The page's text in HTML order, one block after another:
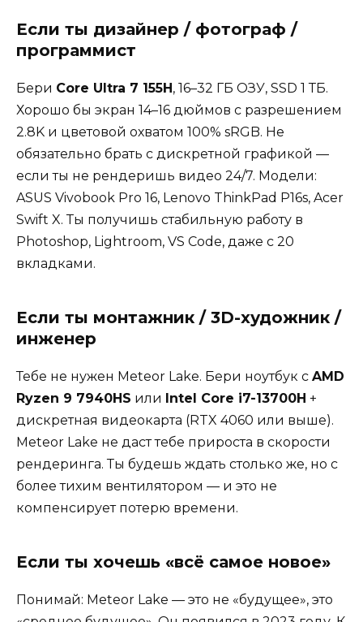
Если ты дизайнер / фотограф /
программист
Бери Core Ultra 7 155H , 16–32 ГБ ОЗУ, SSD 1 ТБ.
Хорошо бы экран 14–16 дюймов с разрешением
2.8K и цветовой охватом 100% sRGB. Не
обязательно брать с дискретной графикой —
если ты не рендеришь видео 24/7. Модели:
ASUS Vivobook Pro 16, Lenovo ThinkPad P16s, Acer
Swift X. Ты получишь стабильную работу в
Photoshop, Lightroom, VS Code, даже с 20
вкладками.
Если ты монтажник / 3D-художник /
инженер
Тебе не нужен Meteor Lake. Бери ноутбук с AMD
Ryzen 9 7940HS или Intel Core i7-13700H +
дискретная видеокарта (RTX 4060 или выше).
Meteor Lake не даст тебе прироста в скорости
рендеринга. Ты будешь ждать столько же, но с
более тихим вентилятором — и это не
компенсирует потерю времени.
Если ты хочешь «всё самое новое»
Понимай: Meteor Lake — это не «будущее», это